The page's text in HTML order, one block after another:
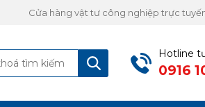
Cửa hàng vật tư công nghiệp trực
Hotline
0916